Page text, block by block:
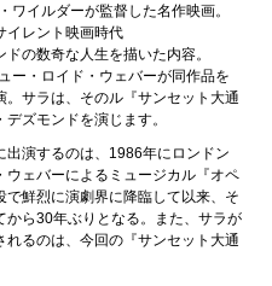
ワイルダーが監督した名作映画。
イレント映画時代
の数奇な人生を描いた内容。
ー・ロイド・ウェバーが同作品を
。サラは、そのル『サンセット大通
ズモンドを演じます。
演するのは、1986年にロンドン
ェバーによるミュージカル『オペ
鮮烈に演劇界に降臨して以来、そ
ら30年ぶりとなる。また、サラが
るのは、今回の『サンセット大通